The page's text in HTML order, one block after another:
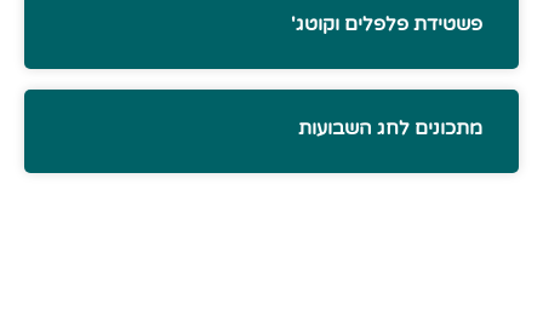
פשטידת פלפלים וקוטג'
מתכונים לחג השבועות